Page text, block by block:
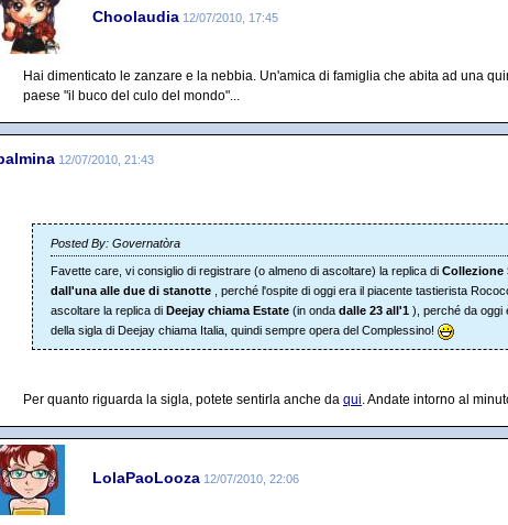
Choolaudia 12/07/2010, 17:45
Hai dimenticato le zanzare e la nebbia. Un'amica di famiglia che abita ad una
paese "il buco del culo del mondo"...
12/07/2010, 21:43
Posted By: Governatòra
Favette care, vi consiglio di registrare (o almeno di ascoltare) la replica di Collezione
dall'una alle due di stanotte
, perché l'ospite di oggi era il piacente tastierista
ascoltare la replica di Deejay chiama Estate (in onda dalle 23 all'1 ), perché da oggi
della sigla di Deejay chiama Italia, quindi sempre opera del Complessino!
Per quanto riguarda la sigla, potete sentirla anche da qui. Andate intorno al
LolaPaoLooza 12/07/2010, 22:06